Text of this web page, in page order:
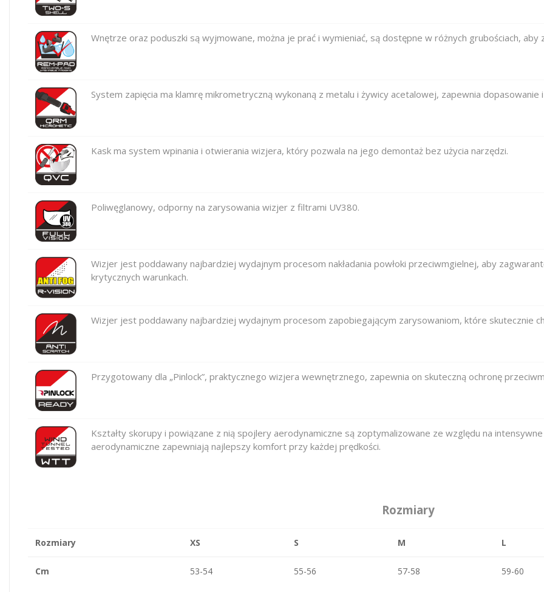
Wnętrze oraz poduszki są wyjmowane, można je prać i wymieniać, są dostępne w różnych grubościach, aby
System zapięcia ma klamrę mikrometryczną wykonaną z metalu i żywicy acetalowej, zapewnia dopasowanie i
Kask ma system wpinania i otwierania wizjera, który pozwala na jego demontaż bez użycia narzędzi.
Poliwęglanowy, odporny na zarysowania wizjer z filtrami UV380.
Wizjer jest poddawany najbardziej wydajnym procesom nakładania powłoki przeciwmgielnej, aby
krytycznych warunkach.
Wizjer jest poddawany najbardziej wydajnym procesom zapobiegającym zarysowaniom, które skutecznie
Przygotowany dla „Pinlock”, praktycznego wizjera wewnętrznego, zapewnia on skuteczną ochronę
Kształty skorupy i powiązane z nią spojlery aerodynamiczne są zoptymalizowane ze względu na
aerodynamiczne zapewniają najlepszy komfort przy każdej prędkości.
Rozmiary
Rozmiary XS S M L
Cm 53-54 55-56 57-58 59-60